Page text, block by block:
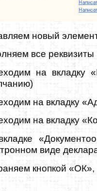
новый
все
на вкладку
на вкладку
на вкладку
виде
кнопкой